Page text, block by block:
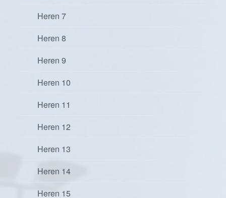
Heren 7
Heren 8
Heren 9
Heren 10
Heren 11
Heren 12
Heren 13
Heren 14
Heren 15